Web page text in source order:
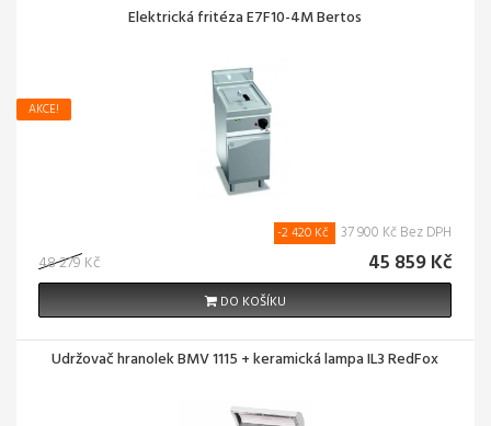
Elektrická fritéza E7F10-4M Bertos
AKCE!
48 279 Kč
-2 420 Kč 37 900 Kč Bez DPH
45 859 Kč
DO KOŠÍKU
Udržovač hranolek BMV 1115 + keramická lampa IL3 RedFox